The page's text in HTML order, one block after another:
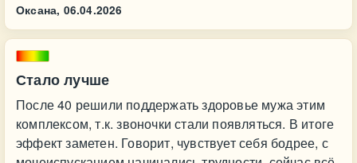
Оксана, 06.04.2026
Стало лучше
После 40 решили поддержать здоровье мужа этим
комплексом, т.к. звоночки стали появляться. В итоге
эффект заметен. Говорит, чувствует себя бодрее, с